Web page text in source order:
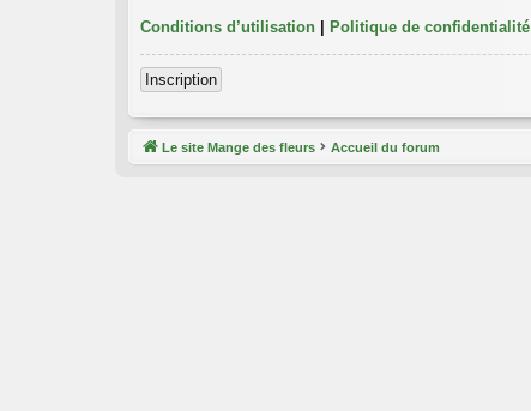
Conditions d’utilisation | Politique de confidentialité
Inscription
Le site Mange des fleurs Accueil du forum